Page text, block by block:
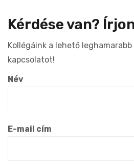
Kérdése van?
Kollégáink a lehető
kapcsolatot!
Név
E-mail cím